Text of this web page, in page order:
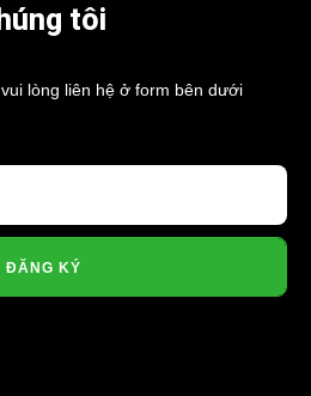
tôi
lòng liên hệ ở form bên dưới
ĐĂNG KÝ